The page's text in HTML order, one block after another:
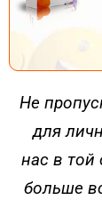
ДЕЙСТВУЙ
Не
для
нас в
больше